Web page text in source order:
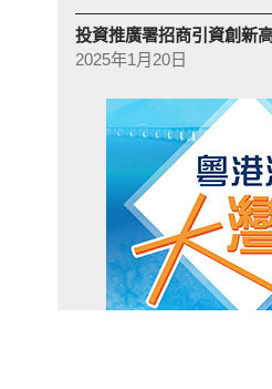
投資推廣署招商引資創新
2025年1月20日